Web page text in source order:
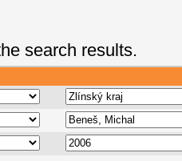
search results.